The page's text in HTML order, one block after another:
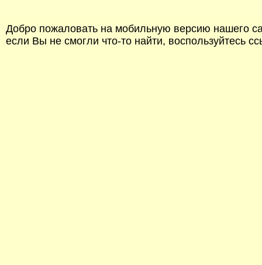
Добро пожаловать на мобильную версию нашего
если Вы не смогли что-то найти, воспользуйтесь